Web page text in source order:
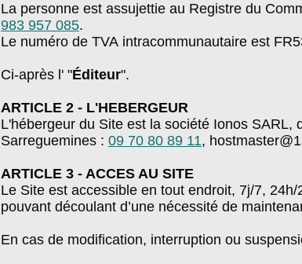
La personne est assujettie au Registre du
983 957 085.
Le numéro de TVA intracommunautaire est
Ci-après l' "Éditeur".
ARTICLE 2 - L'HEBERGEUR
L'hébergeur du Site est la société Ionos
Sarreguemines : 09 70 80 89 11,
ARTICLE 3 - ACCES AU SITE
Le Site est accessible en tout endroit, 7j/7,
pouvant découlant d’une nécessité de
En cas de modification, interruption ou